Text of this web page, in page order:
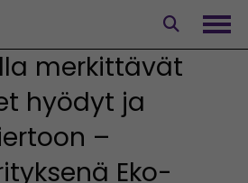
merkittävät
hyödyt ja
–
Eko-